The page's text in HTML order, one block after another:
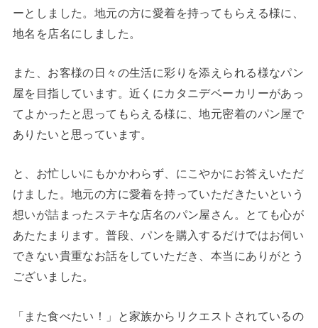
ーとしました。地元の方に愛着を持ってもらえる様に、
地名を店名にしました。
また、お客様の日々の生活に彩りを添えられる様なパン
屋を目指しています。近くにカタニデベーカリーがあっ
てよかったと思ってもらえる様に、地元密着のパン屋で
ありたいと思っています。
と、お忙しいにもかかわらず、にこやかにお答えいただ
けました。地元の方に愛着を持っていただきたいという
想いが詰まったステキな店名のパン屋さん。とても心が
あたたまります。普段、パンを購入するだけではお伺い
できない貴重なお話をしていただき、本当にありがとう
ございました。
「また食べたい！」と家族からリクエストされているの